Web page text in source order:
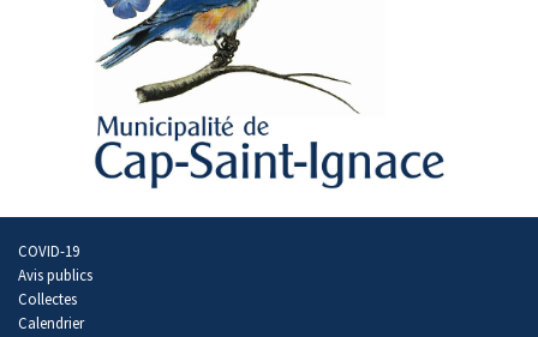
COVID-19
Avis publics
Collectes
Calendrier